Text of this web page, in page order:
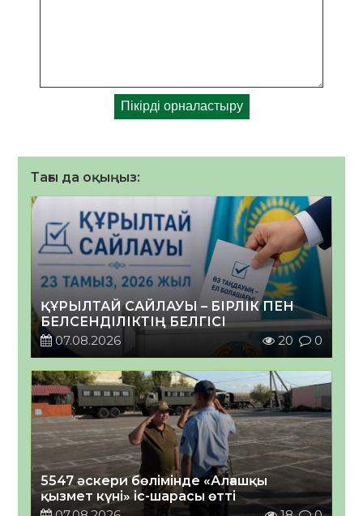
Тағы да оқыңыз:
ҚҰРЫЛТАЙ САЙЛАУЫ – БІРЛІК ПЕН
БЕЛСЕНДІЛІКТІҢ БЕЛГІСІ
07.08.2026
20 0
5547 әскери бөлімінде «Алғашқы
қызмет күні» іс-шарасы өтті